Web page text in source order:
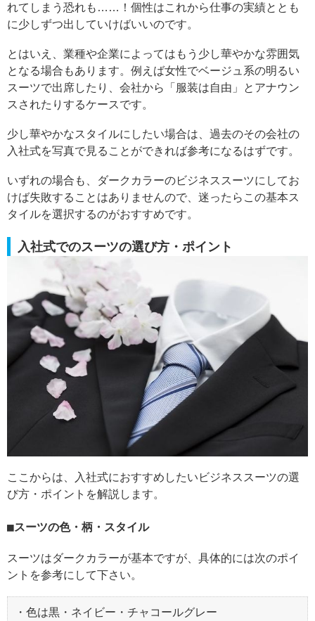
れてしまう恐れも……！個性はこれから仕事の実績ととも
に少しずつ出していけばいいのです。
とはいえ、業種や企業によってはもう少し華やかな雰囲気
となる場合もあります。例えば女性でベージュ系の明るい
スーツで出席したり、会社から「服装は自由」とアナウン
スされたりするケースです。
少し華やかなスタイルにしたい場合は、過去のその会社の
入社式を写真で見ることができれば参考になるはずです。
いずれの場合も、ダークカラーのビジネススーツにしてお
けば失敗することはありませんので、迷ったらこの基本ス
タイルを選択するのがおすすめです。
入社式でのスーツの選び方・ポイント
ここからは、入社式におすすめしたいビジネススーツの選
び方・ポイントを解説します。
スーツの色・柄・スタイル
スーツはダークカラーが基本ですが、具体的には次のポイ
ントを参考にして下さい。
・色は黒・ネイビー・チャコールグレー